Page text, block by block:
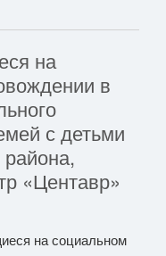
на
в
с детьми
«Центавр»
на социальном